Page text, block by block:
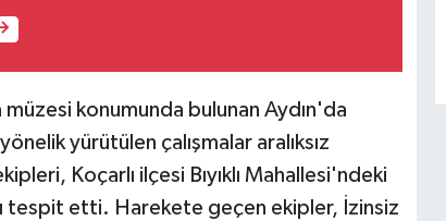
konumunda bulunan Aydın'da
yürütülen çalışmalar aralıksız
Koçarlı ilçesi Bıyıklı Mahallesi'ndeki
tespit etti. Harekete geçen ekipler, İzinsiz